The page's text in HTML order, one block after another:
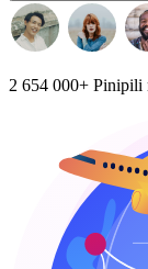
2 654 000+ Pinipili